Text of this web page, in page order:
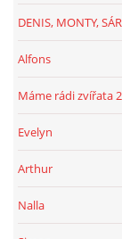
DENIS, MONTY,
Alfons
Máme rádi zvířata
Evelyn
Arthur
Nalla